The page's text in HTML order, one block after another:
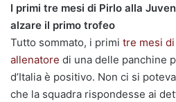
I primi tre mesi di Pirlo alla
alzare il primo trofeo
Tutto sommato, i primi tre mesi
allenatore di una delle panchine
d’Italia è positivo. Non ci si
che la squadra rispondesse ai